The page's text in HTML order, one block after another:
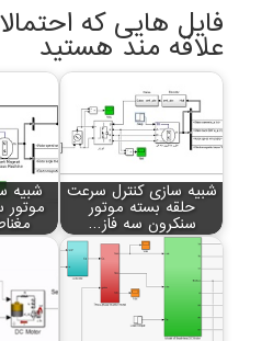
فایل هایی که
علاقه مند هستید
شبیه سازی کنترل سرعت
حلقه بسته موتور
سنکرون سه فاز…
شبیه
موتور